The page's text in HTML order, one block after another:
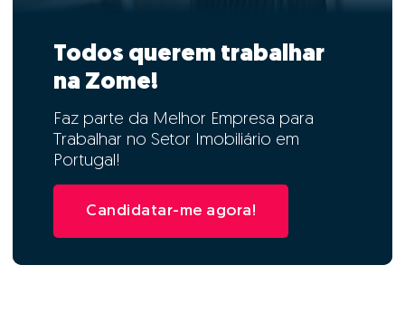
Todos querem trabalhar
na Zome!
Faz parte da Melhor Empresa para
Trabalhar no Setor Imobiliário em
Portugal!
Candidatar-me agora!